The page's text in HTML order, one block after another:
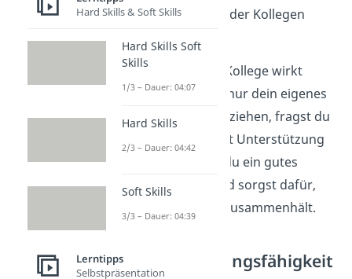
die Bedürfnisse der Kollegen
➡️ Beispiel:
Ein Kollege wirkt
gestresst. Statt nur dein eigenes
Projekt durchzuziehen, fragst du
nach und bietest Unterstützung
an. So schaffst du ein gutes
Arbeitsklima und sorgst dafür,
dass das Team zusammenhält.
Konfliktlösungsfähigkeit
Hard Skills & Soft Skills
Hard Skills Soft
Skills
1/3 – Dauer: 04:07
Hard Skills
2/3 – Dauer: 04:42
Soft Skills
3/3 – Dauer: 04:39
Lerntipps
Selbstpräsentation